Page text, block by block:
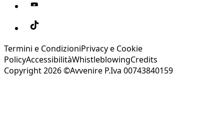
Termini e CondizioniPrivacy e Cookie
PolicyAccessibilitàWhistleblowingCredits
Copyright 2026 ©Avvenire P.Iva 00743840159